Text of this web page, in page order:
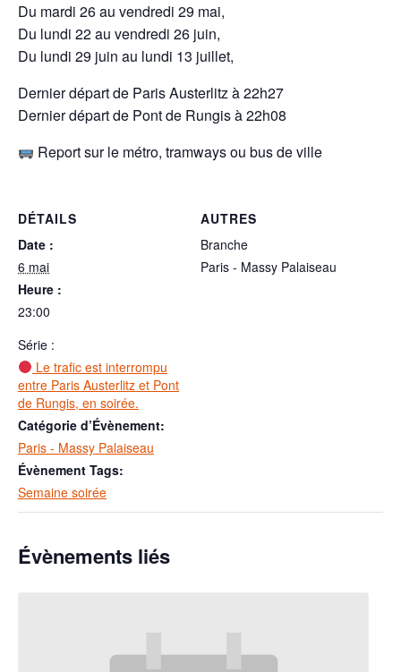
Du mardi 26 au vendredi 29 mai,
Du lundi 22 au vendredi 26 juin,
Du lundi 29 juin au lundi 13 juillet,
Dernier départ de Paris Austerlitz à 22h27
Dernier départ de Pont de Rungis à 22h08
Report sur le métro, tramways ou bus de ville
DÉTAILS
Date :
6 mai
Heure :
23:00
Série :
Le trafic est interrompu
entre Paris Austerlitz et Pont
de Rungis, en soirée.
Catégorie d’Évènement:
Paris - Massy Palaiseau
Évènement Tags:
Semaine soirée
AUTRES
Branche
Paris - Massy Palaiseau
Évènements liés